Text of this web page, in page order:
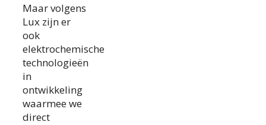
Maar volgens
Lux zijn er
ook
elektrochemische
technologieën
in
ontwikkeling
waarmee we
direct